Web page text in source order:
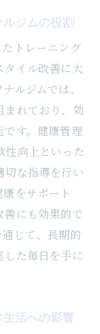
ジムの役割
トレーニング
タイル改善に大
ルジムでは、
まれており、効
す。健康管理
性向上といった
切な指導を行い
をサポート
善にも効果的で
じて、長期的
た毎日を手に
活への影響